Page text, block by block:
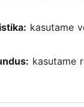
kasutame
kasutame